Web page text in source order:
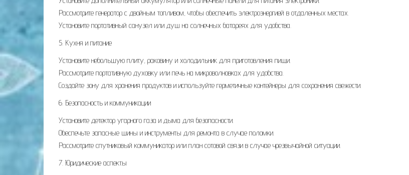
Рассмотрите генератор с двойным топливом, чтобы обеспечить электроэнергией в отдаленных местах.
Установите портативный санузел или душ на солнечных батареях для удобства.
5. Кухня и питание
Установите небольшую плиту, раковину и холодильник для приготовления пищи.
Рассмотрите портативную духовку или печь на микроволновках для удобства.
Создайте зону для хранения продуктов и используйте герметичные контейнеры для сохранения свежести.
6. Безопасность и коммуникации
Установите детектор угарного газа и дыма для безопасности.
Обеспечьте запасные шины и инструменты для ремонта в случае поломки.
Рассмотрите спутниковый коммуникатор или план сотовой связи в случае чрезвычайной ситуации.
7. Юридические аспекты